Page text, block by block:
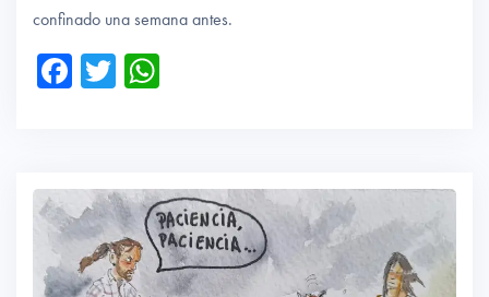
confinado una semana antes.
Fa
ok
T
p
p